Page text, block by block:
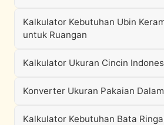
Kalkulator Kebutuhan Ubin
untuk Ruangan
Kalkulator Ukuran Cincin
Konverter Ukuran Pakaian
Kalkulator Kebutuhan Bata